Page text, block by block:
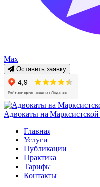
Max
Оставить заявку
Адвокаты на Марксистской
Главная
Услуги
Публикации
Практика
Тарифы
Контакты